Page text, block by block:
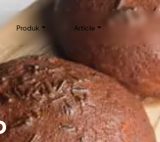
Produk
BY BAKERY TENGGILIS PAKET SNACK
Article
INFO
FAQ
Informasi Umum
Tips dan Trik